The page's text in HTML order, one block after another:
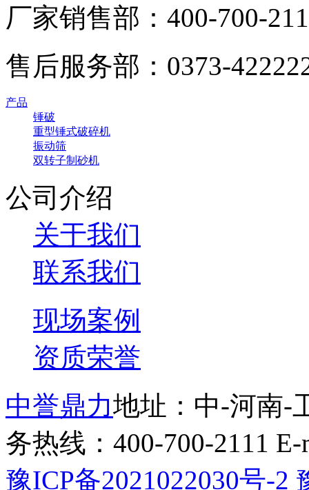
厂家销售部：400-700-
售后服务部：0373-
产品
锤破
重型锤式破碎机
振动筛
双转子制砂机
公司介绍
关于我们
联系我们
现场案例
资质荣誉
中誉鼎力地址：中-河南-
务热线：400-700-2111 E-
豫ICP备2021022030号-2